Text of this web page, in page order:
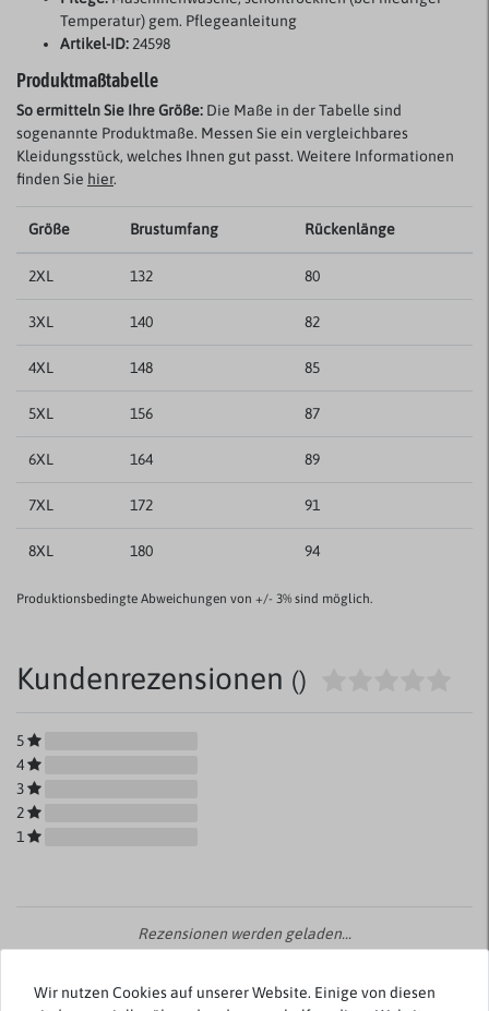
Temperatur) gem. Pflegeanleitung
Artikel-ID:24598
Produktmaßtabelle
So ermitteln Sie Ihre Größe: Die Maße in der Tabelle sind
sogenannte Produktmaße. Messen Sie ein vergleichbares
Kleidungsstück, welches Ihnen gut passt. Weitere Informationen
finden Sie hier.
Größe Brustumfang Rückenlänge
2XL 132 80
3XL 140 82
4XL 148 85
5XL 156 87
6XL 164 89
7XL 172 91
8XL 180 94
Produktionsbedingte Abweichungen von +/- 3% sind möglich.
Kundenrezensionen ()
5
4
3
2
1
Rezensionen werden geladen...
Wir nutzen Cookies auf unserer Website. Einige von diesen